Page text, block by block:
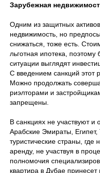
Зарубежная
Одним из защитных
недвижимость, но
снижаться, тоже есть.
льготная ипотека,
ситуации выглядят
С введением санкций этот
Можно продолжать
риэлторами и
запрещены.
В санкциях не участвуют и
Арабские Эмираты,
туристические страны,
аренду, не участвуя в
полномочия
квартира в Дубае